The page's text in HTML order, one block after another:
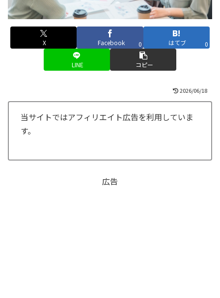
X Facebook 0 はてブ 0
LINE コピー
2026/06/18
当サイトではアフィリエイト広告を利用していま
す。
広告